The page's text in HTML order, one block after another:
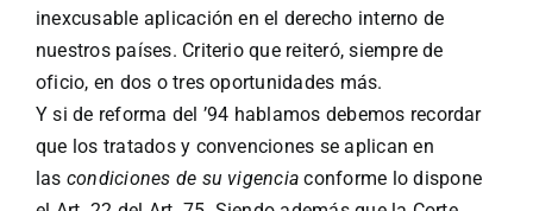
inexcusable aplicación en el derecho interno de
nuestros países. Criterio que reiteró, siempre de
oficio, en dos o tres oportunidades más.
Y si de reforma del ’94 hablamos debemos recordar
que los tratados y convenciones se aplican en
las condiciones de su vigencia conforme lo dispone